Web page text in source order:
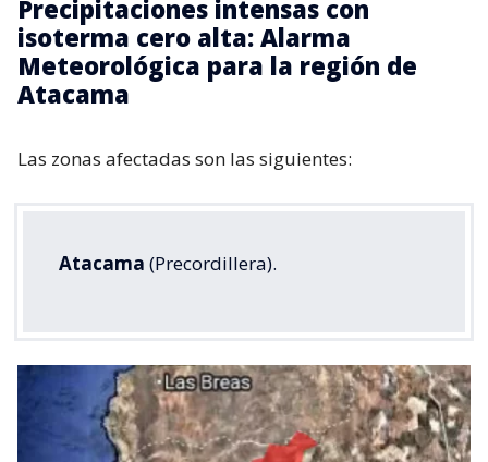
Precipitaciones intensas con
isoterma cero alta: Alarma
Meteorológica para la región de
Atacama
Las zonas afectadas son las siguientes:
Atacama (Precordillera).